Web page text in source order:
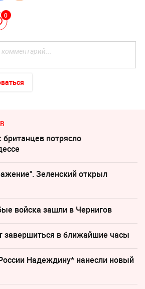
0
британцев потрясло
Зеленский открыл
войска зашли в Чернигов
завершиться в ближайшие часы
Надеждину* нанесли новый